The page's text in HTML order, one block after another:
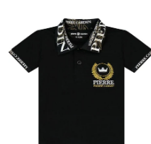
CARDIN
לוגו
מעוטר
לתינוקות